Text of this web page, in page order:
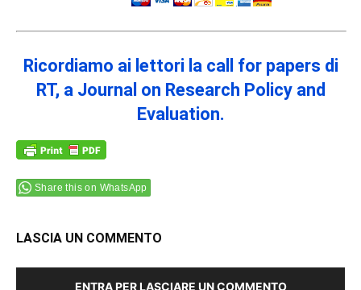
Ricordiamo ai lettori la call for papers di
RT, a Journal on Research Policy and
Evaluation.
Share this on WhatsApp
LASCIA UN COMMENTO
ENTRA PER LASCIARE UN COMMENTO